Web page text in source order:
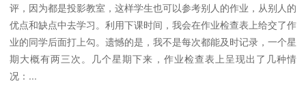
评，因为都是投影教室，这样学生也可以参考别人的作业，从别人的
优点和缺点中去学习。利用下课时间，我会在作业检查表上给交了作
业的同学后面打上勾。遗憾的是，我不是每次都能及时记录，一个星
期大概有两三次。几个星期下来，作业检查表上呈现出了几种情
况：...